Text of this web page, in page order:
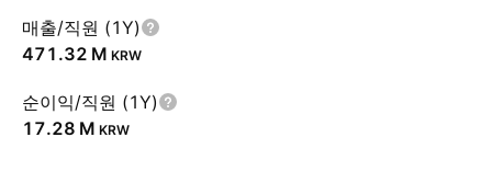
매출/직원 (1Y)
‪471.32 M‬ KRW
순이익/직원 (1Y)
‪17.28 M‬ KRW